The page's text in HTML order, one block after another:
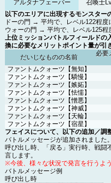
アルタナフェーバー
召喚士
以下のエリアに出現するモンスター
ドーの門 → 平均で、レベル122程度
ウォーの門 → 平均で、レベル125程
上位ミッションバトルフィールド
換に必要なメリットポイント量が引
だいじなものの名前
必要
ファントムクォーツ【無知】
ファントムクォーツ【驕慢】
ファントムクォーツ【嫉妬】
ファントムクォーツ【怯懦】
ファントムクォーツ【憎悪】
ファントムクォーツ【神威】
ファントムクォーツ【天輪】
ファントムクォーツ【宿星】
フェイスについて、以下の追加／調
バトルメッセージが追加されました。
呼び出し時、「戻る」実行時、戦闘
言します。
※今後、様々な状況で発言を行うよ
バトルメッセージ例
呼び出し時